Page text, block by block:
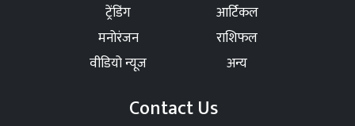
ट्रेंडिंग
आर्टिकल
मनोरंजन
राशिफल
वीडियो न्यूज
अन्य
Contact Us